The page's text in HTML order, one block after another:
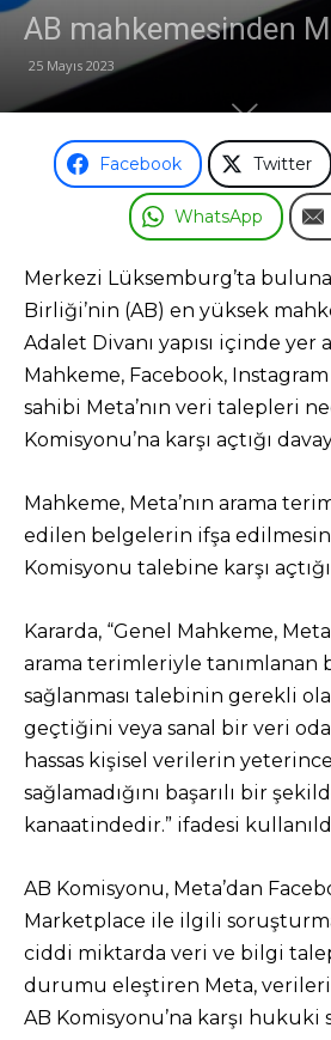
Odası
AB mahkemesinden
25 Mayıs 2023
Facebook Twitter
WhatsApp
Merkezi Lüksemburg’ta
Birliği’nin (AB) en yüksek
Adalet Divanı yapısı içinde yer
Mahkeme, Facebook, Instagram
sahibi Meta’nın veri talepleri
Komisyonu’na karşı açtığı
Mahkeme, Meta’nın arama
edilen belgelerin ifşa
Komisyonu talebine karşı
Kararda, “Genel Mahkeme,
arama terimleriyle tanımlanan
sağlanması talebinin gerekli
geçtiğini veya sanal bir veri
hassas kişisel verilerin
sağlamadığını başarılı bir
kanaatindedir.” ifadesi
AB Komisyonu, Meta’dan
Marketplace ile ilgili
ciddi miktarda veri ve bilgi
durumu eleştiren Meta,
AB Komisyonu’na karşı hukuki